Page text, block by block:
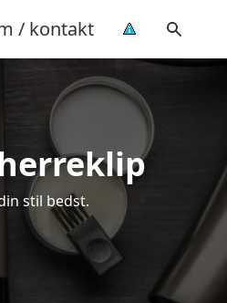
/ kontakt
stil bedst.